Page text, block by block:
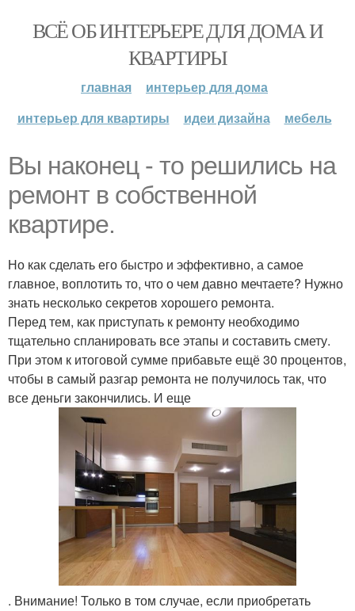
ВСЁ ОБ ИНТЕРЬЕРЕ ДЛЯ ДОМА И
КВАРТИРЫ
главная
интерьер для дома
интерьер для квартиры
идеи дизайна мебель
Вы наконец - то решились на
ремонт в собственной
квартире.
Но как сделать его быстро и эффективно, а самое
главное, воплотить то, что о чем давно мечтаете? Нужно
знать несколько секретов хорошего ремонта.
Перед тем, как приступать к ремонту необходимо
тщательно спланировать все этапы и составить смету.
При этом к итоговой сумме прибавьте ещё 30 процентов,
чтобы в самый разгар ремонта не получилось так, что
все деньги закончились. И еще
. Внимание! Только в том случае, если приобретать